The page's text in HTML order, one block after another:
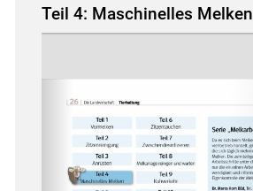
Teil 4: Maschinelles Melken